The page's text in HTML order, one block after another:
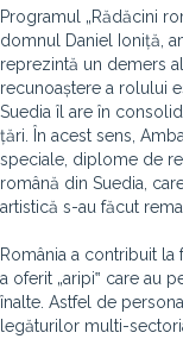
Programul „Rădăcini
domnul Daniel Ioniță,
reprezintă un demers
recunoaștere a rolului
Suedia îl are în
țări. În acest sens,
speciale, diplome de
română din Suedia,
artistică s-au făcut
România a contribuit la
a oferit „aripi‟ care au
înalte. Astfel de
legăturilor multi-